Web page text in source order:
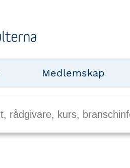
Medlemskap